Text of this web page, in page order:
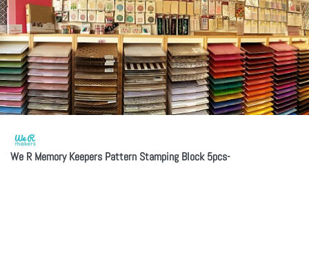
We R Memory Keepers Pattern Stamping Block 5pcs-